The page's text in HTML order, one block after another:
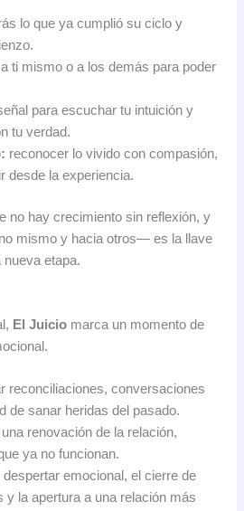
lo que ya cumplió su ciclo y
ti mismo o a los demás para poder
para escuchar tu intuición y
tu verdad.
reconocer lo vivido con compasión,
desde la experiencia.
no hay crecimiento sin reflexión, y
mismo y hacia otros— es la llave
nueva etapa.
El Juicio marca un momento de
reconciliaciones, conversaciones
de sanar heridas del pasado.
renovación de la relación,
ya no funcionan.
emocional, el cierre de
y la apertura a una relación más